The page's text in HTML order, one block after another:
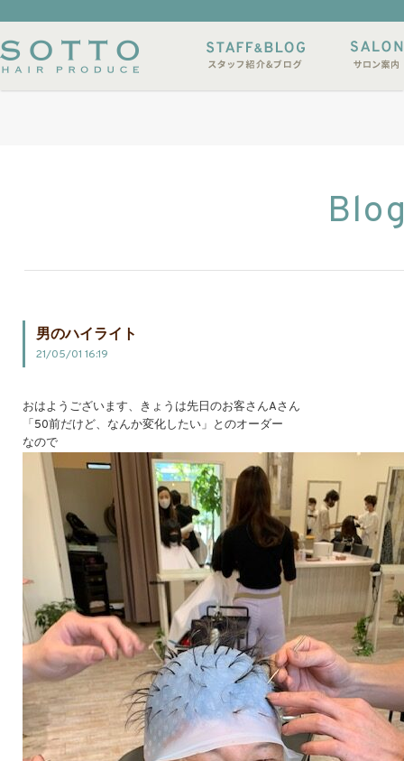
ルサンプル 店休日
男のハイライト
21/05/01 16:19
おはようございます、きょうは先日のお客さんAさん
「50前だけど、なんか変化したい」とのオーダー
なので